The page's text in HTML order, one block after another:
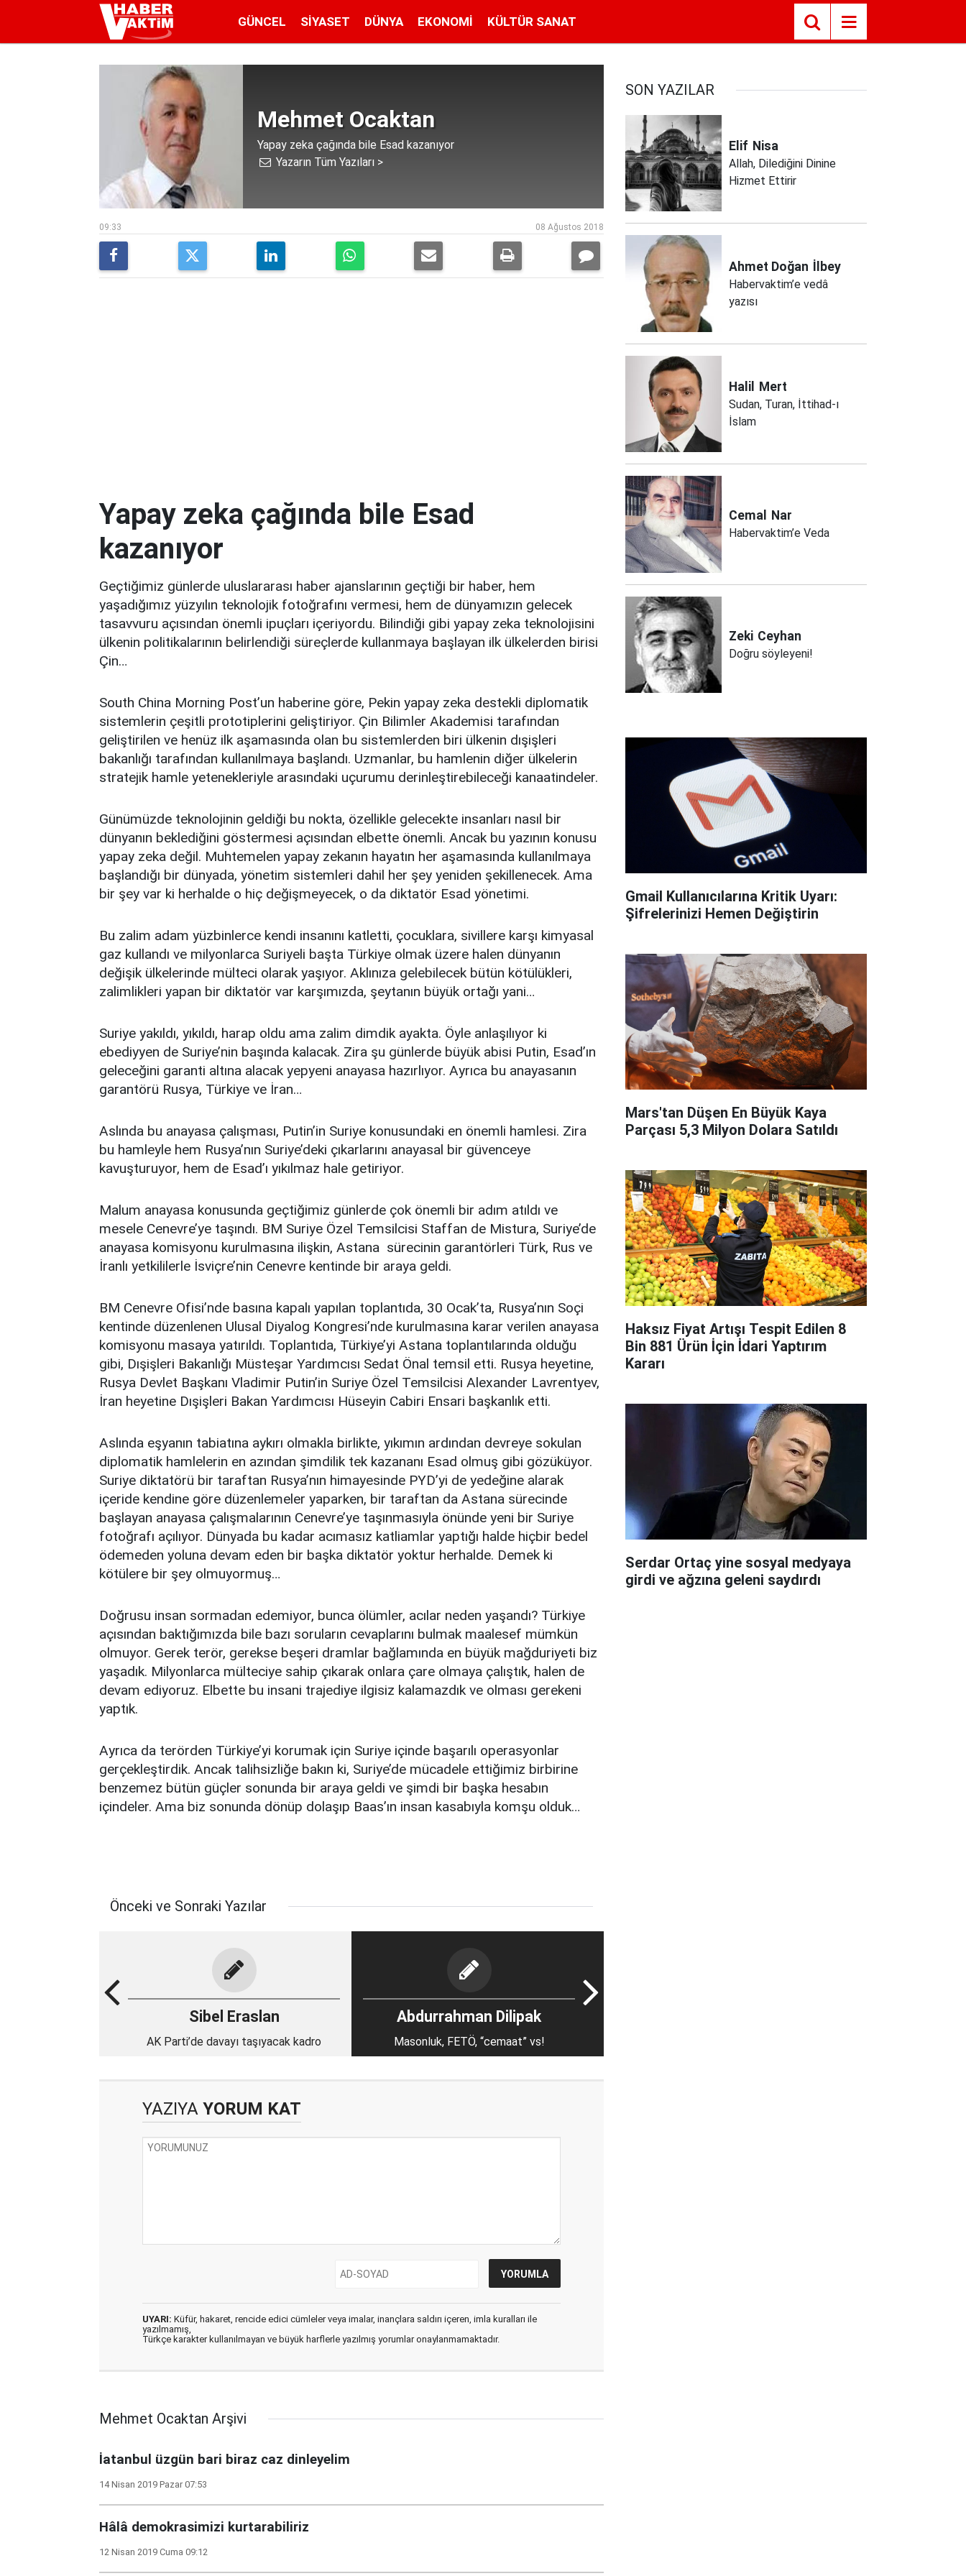
GÜNCEL SIYASET DÜNYA EKONOMI KÜLTÜR SANAT
Mehmet Ocaktan
Yapay zeka çağında bile Esad kazanıyor
Yazarın Tüm Yazıları >
09:33 08 Ağustos 2018
Yapay zeka çağında bile Esad
kazanıyor
Geçtiğimiz günlerde uluslararası haber ajanslarının geçtiği bir haber, hem
yaşadığımız yüzyılın teknolojik fotoğrafını vermesi, hem de dünyamızın gelecek
tasavvuru açısından önemli ipuçları içeriyordu. Bilindiği gibi yapay zeka teknolojisini
ülkenin politikalarının belirlendiği süreçlerde kullanmaya başlayan ilk ülkelerden birisi
Çin…
South China Morning Post’un haberine göre, Pekin yapay zeka destekli diplomatik
sistemlerin çeşitli prototiplerini geliştiriyor. Çin Bilimler Akademisi tarafından
geliştirilen ve henüz ilk aşamasında olan bu sistemlerden biri ülkenin dışişleri
bakanlığı tarafından kullanılmaya başlandı. Uzmanlar, bu hamlenin diğer ülkelerin
stratejik hamle yetenekleriyle arasındaki uçurumu derinleştirebileceği kanaatindeler.
Günümüzde teknolojinin geldiği bu nokta, özellikle gelecekte insanları nasıl bir
dünyanın beklediğini göstermesi açısından elbette önemli. Ancak bu yazının konusu
yapay zeka değil. Muhtemelen yapay zekanın hayatın her aşamasında kullanılmaya
başlandığı bir dünyada, yönetim sistemleri dahil her şey yeniden şekillenecek. Ama
bir şey var ki herhalde o hiç değişmeyecek, o da diktatör Esad yönetimi.
Bu zalim adam yüzbinlerce kendi insanını katletti, çocuklara, sivillere karşı kimyasal
gaz kullandı ve milyonlarca Suriyeli başta Türkiye olmak üzere halen dünyanın
değişik ülkelerinde mülteci olarak yaşıyor. Aklınıza gelebilecek bütün kötülükleri,
zalimlikleri yapan bir diktatör var karşımızda, şeytanın büyük ortağı yani…
Suriye yakıldı, yıkıldı, harap oldu ama zalim dimdik ayakta. Öyle anlaşılıyor ki
ebediyyen de Suriye’nin başında kalacak. Zira şu günlerde büyük abisi Putin, Esad’ın
geleceğini garanti altına alacak yepyeni anayasa hazırlıyor. Ayrıca bu anayasanın
garantörü Rusya, Türkiye ve İran…
Aslında bu anayasa çalışması, Putin’in Suriye konusundaki en önemli hamlesi. Zira
bu hamleyle hem Rusya’nın Suriye’deki çıkarlarını anayasal bir güvenceye
kavuşturuyor, hem de Esad’ı yıkılmaz hale getiriyor.
Malum anayasa konusunda geçtiğimiz günlerde çok önemli bir adım atıldı ve
mesele Cenevre’ye taşındı. BM Suriye Özel Temsilcisi Staffan de Mistura, Suriye’de
anayasa komisyonu kurulmasına ilişkin, Astana sürecinin garantörleri Türk, Rus ve
İranlı yetkililerle İsviçre’nin Cenevre kentinde bir araya geldi.
BM Cenevre Ofisi’nde basına kapalı yapılan toplantıda, 30 Ocak’ta, Rusya’nın Soçi
kentinde düzenlenen Ulusal Diyalog Kongresi’nde kurulmasına karar verilen anayasa
komisyonu masaya yatırıldı. Toplantıda, Türkiye’yi Astana toplantılarında olduğu
gibi, Dışişleri Bakanlığı Müsteşar Yardımcısı Sedat Önal temsil etti. Rusya heyetine,
Rusya Devlet Başkanı Vladimir Putin’in Suriye Özel Temsilcisi Alexander Lavrentyev,
İran heyetine Dışişleri Bakan Yardımcısı Hüseyin Cabiri Ensari başkanlık etti.
Aslında eşyanın tabiatına aykırı olmakla birlikte, yıkımın ardından devreye sokulan
diplomatik hamlelerin en azından şimdilik tek kazananı Esad olmuş gibi gözüküyor.
Suriye diktatörü bir taraftan Rusya’nın himayesinde PYD’yi de yedeğine alarak
içeride kendine göre düzenlemeler yaparken, bir taraftan da Astana sürecinde
başlayan anayasa çalışmalarının Cenevre’ye taşınmasıyla önünde yeni bir Suriye
fotoğrafı açılıyor. Dünyada bu kadar acımasız katliamlar yaptığı halde hiçbir bedel
ödemeden yoluna devam eden bir başka diktatör yoktur herhalde. Demek ki
kötülere bir şey olmuyormuş…
Doğrusu insan sormadan edemiyor, bunca ölümler, acılar neden yaşandı? Türkiye
açısından baktığımızda bile bazı soruların cevaplarını bulmak maalesef mümkün
olmuyor. Gerek terör, gerekse beşeri dramlar bağlamında en büyük mağduriyeti biz
yaşadık. Milyonlarca mülteciye sahip çıkarak onlara çare olmaya çalıştık, halen de
devam ediyoruz. Elbette bu insani trajediye ilgisiz kalamazdık ve olması gerekeni
yaptık.
Ayrıca da terörden Türkiye’yi korumak için Suriye içinde başarılı operasyonlar
gerçekleştirdik. Ancak talihsizliğe bakın ki, Suriye’de mücadele ettiğimiz birbirine
benzemez bütün güçler sonunda bir araya geldi ve şimdi bir başka hesabın
içindeler. Ama biz sonunda dönüp dolaşıp Baas’ın insan kasabıyla komşu olduk…
Önceki ve Sonraki Yazılar
Sibel Eraslan
AK Parti’de davayı taşıyacak kadro
Abdurrahman Dilipak
Masonluk, FETÖ, “cemaat” vs!
YAZIYA YORUM KAT
UYARI: Küfür, hakaret, rencide edici cümleler veya imalar, inançlara saldırı içeren, imla kuralları ile
yazılmamış,
Türkçe karakter kullanılmayan ve büyük harflerle yazılmış yorumlar onaylanmamaktadır.
Mehmet Ocaktan Arşivi
İatanbul üzgün bari biraz caz dinleyelim
14 Nisan 2019 Pazar 07:53
Hâlâ demokrasimizi kurtarabiliriz
12 Nisan 2019 Cuma 09:12
SON YAZILAR
Elif Nisa
Allah, Dilediğini Dinine
Hizmet Ettirir
Ahmet Doğan İlbey
Habervaktim’e vedâ
yazısı
Halil Mert
Sudan, Turan, İttihad-ı
İslam
Cemal Nar
Habervaktim’e Veda
Zeki Ceyhan
Doğru söyleyeni!
Gmail Kullanıcılarına Kritik Uyarı:
Şifrelerinizi Hemen Değiştirin
Mars'tan Düşen En Büyük Kaya
Parçası 5,3 Milyon Dolara Satıldı
Haksız Fiyat Artışı Tespit Edilen 8
Bin 881 Ürün İçin İdari Yaptırım
Kararı
Serdar Ortaç yine sosyal medyaya
girdi ve ağzına geleni saydırdı